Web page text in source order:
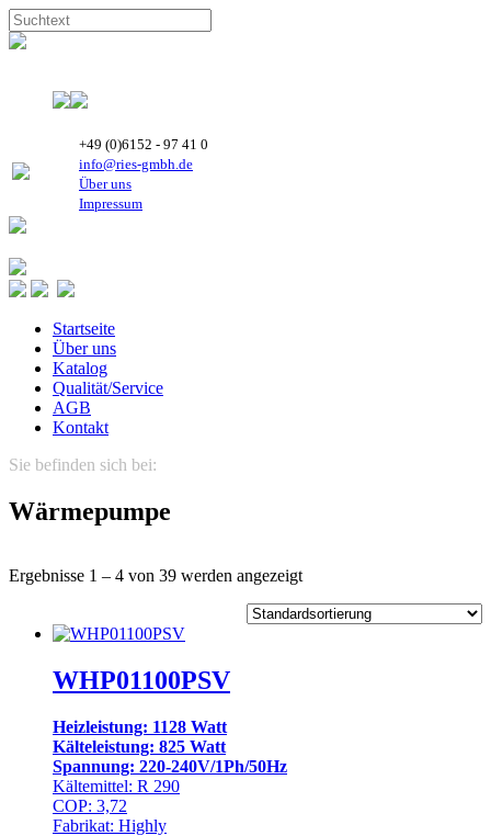
+49 (0)6152 - 97 41 0
info@ries-gmbh.de
Über uns
Impressum
Startseite
Über uns
Katalog
Qualität/Service
AGB
Kontakt
Sie befinden sich bei:
Wärmepumpe
Ergebnisse 1 – 4 von 39 werden angezeigt
WHP01100PSV
Heizleistung: 1128 Watt
Kälteleistung: 825 Watt
Spannung: 220-240V/1Ph/50Hz
Kältemittel: R 290
COP: 3,72
Fabrikat: Highly